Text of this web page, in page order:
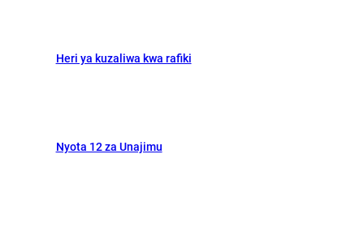
Heri ya kuzaliwa kwa rafiki
Nyota 12 za Unajimu